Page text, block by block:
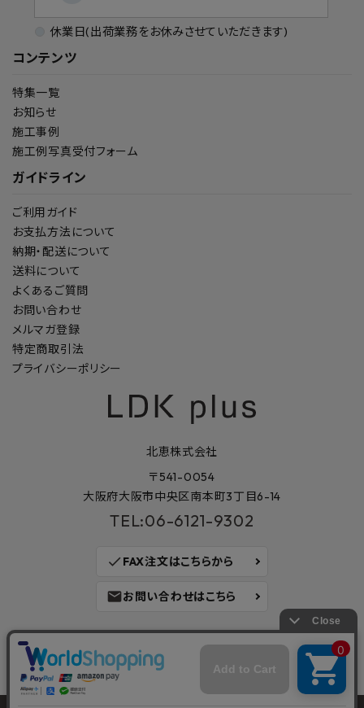
コンテンツ
特集一覧
お知らせ
施工事例
施工例写真受付フォーム
ガイドライン
ご利用ガイド
お支払方法について
納期・配送について
送料について
よくあるご質問
お問い合わせ
メルマガ登録
特定商取引法
プライバシーポリシー
休業日(出荷業務をお休みさせていただきます)
北恵株式会社
〒541-0054
大阪府大阪市中央区南本町3丁目6-14
TEL:06-6121-9302
check FAX注文はこちらから
mailお問い合わせはこちら